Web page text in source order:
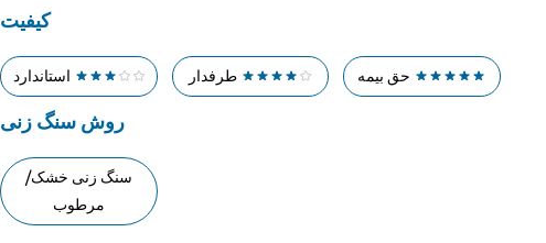
کیفیت
استاندارد طرفدار حق بیمه
روش سنگ زنی
سنگ زنی خشک/
مرطوب